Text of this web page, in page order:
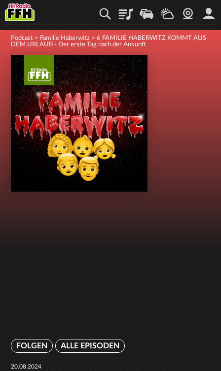
PlaylistStaupilotWetterWebcam
Podcast > Familie Haberwitz > 6 FAMILIE HABERWITZ KOMMT AUS
DEM URLAUB - Der erste Tag nach der Ankunft
FOLGEN ALLE EPISODEN
20.08.2024